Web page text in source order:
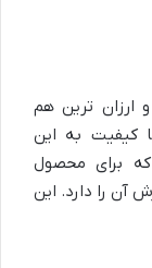
ارزان ترین هم
کیفیت به این
برای محصول
آن را دارد. این